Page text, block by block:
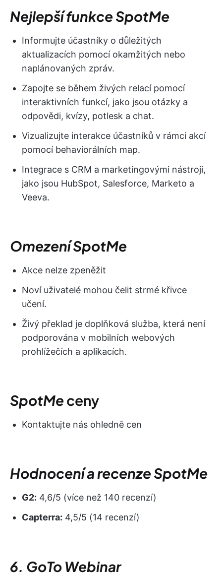
Nejlepší funkce SpotMe
Informujte účastníky o důležitých
aktualizacích pomocí okamžitých nebo
naplánovaných zpráv.
Zapojte se během živých relací pomocí
interaktivních funkcí, jako jsou otázky a
odpovědi, kvízy, potlesk a chat.
Vizualizujte interakce účastníků v rámci akcí
pomocí behaviorálních map.
Integrace s CRM a marketingovými nástroji,
jako jsou HubSpot, Salesforce, Marketo a
Veeva.
Omezení SpotMe
Akce nelze zpeněžit
Noví uživatelé mohou čelit strmé křivce
učení.
Živý překlad je doplňková služba, která není
podporována v mobilních webových
prohlížečích a aplikacích.
SpotMeceny
Kontaktujte nás ohledně cen
Hodnocení a recenze SpotMe
G2: 4,6/5 (více než 140 recenzí)
Capterra: 4,5/5 (14 recenzí)
6. GoTo Webinar